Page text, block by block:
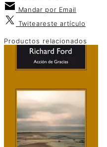
Mandar por Email
Twiteareste artículo
Productos relacionados